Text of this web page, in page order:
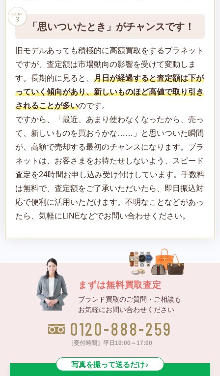
「思いついたとき」がチャンスです！
旧モデルあっても積極的に高額買取をするブラネット
ですが、査定額は市場動向の影響を受けて変動しま
す。長期的に見ると、 月日が経過すると査定額は下が
っていく傾向があり、新しいものほど高値で取り引き
されることが多いのです。
ですから、「最近、あまり使わなくなったから、売っ
て、新しいものを買おうかな……」と思いついた瞬間
が、高額で売却する最初のチャンスになります。ブラ
ネットは、お客さまをお待たせしないよう、スピード
査定を24時間お申し込み受け付けしています。手数料
は無料で、査定額をご了承いただいたら、即日振込対
応で便利に活用いただけます。不明なことなどがあっ
たら、気軽にLINEなどでお問い合わせください。
まずは無料買取査定
ブランド買取のご質問・ご相談も
お気軽にお問い合わせください
0120-888-259
［受付時間］平日10:00～17:00
写真を撮って送るだけ♪